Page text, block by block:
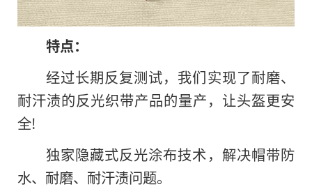
特点：
经过长期反复测试，我们实现了耐磨、
耐汗渍的反光织带产品的量产，让头盔更安
全!
独家隐藏式反光涂布技术，解决帽带防
水、耐磨、耐汗渍问题。